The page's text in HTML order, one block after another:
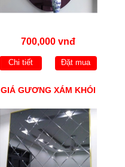
700,000 vnđ
Chi tiết Đặt mua
GIÁ GƯƠNG XÁM KHÓI